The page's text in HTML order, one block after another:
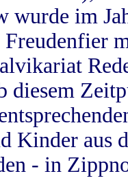
im
Freudenfier
diesem
Kinder aus
- in